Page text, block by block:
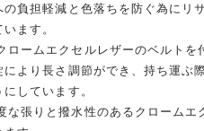
の負担軽減と色落ちを防ぐ為にリ
ます。
ロームエクセルレザーのベルトを
により長さ調節ができ、持ち運ぶ
しています。
な張りと撥水性のあるクロームエ